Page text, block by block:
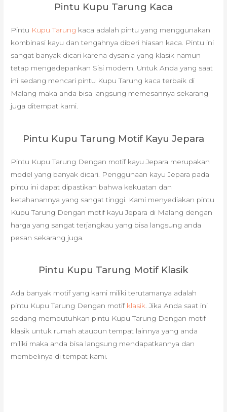
Pintu Kupu Tarung Kaca
Pintu Kupu Tarung kaca adalah pintu yang menggunakan
kombinasi kayu dan tengahnya diberi hiasan kaca. Pintu ini
sangat banyak dicari karena dysania yang klasik namun
tetap mengedepankan Sisi modern. Untuk Anda yang saat
ini sedang mencari pintu Kupu Tarung kaca terbaik di
Malang maka anda bisa langsung memesannya sekarang
juga ditempat kami.
Pintu Kupu Tarung Motif Kayu Jepara
Pintu Kupu Tarung Dengan motif kayu Jepara merupakan
model yang banyak dicari. Penggunaan kayu Jepara pada
pintu ini dapat dipastikan bahwa kekuatan dan
ketahanannya yang sangat tinggi. Kami menyediakan pintu
Kupu Tarung Dengan motif kayu Jepara di Malang dengan
harga yang sangat terjangkau yang bisa langsung anda
pesan sekarang juga.
Pintu Kupu Tarung Motif Klasik
Ada banyak motif yang kami miliki terutamanya adalah
pintu Kupu Tarung Dengan motif klasik . Jika Anda saat ini
sedang membutuhkan pintu Kupu Tarung Dengan motif
klasik untuk rumah ataupun tempat lainnya yang anda
miliki maka anda bisa langsung mendapatkannya dan
membelinya di tempat kami.